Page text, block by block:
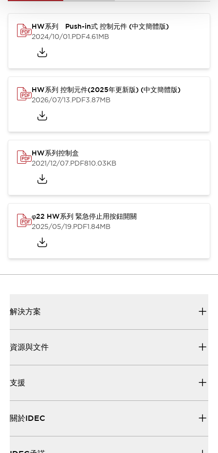
HW系列 Push-in式 控制元件 (中文簡體版)
2024/10/01.PDF4.61MB
HW系列 控制元件(2025年更新版) (中文簡體版)
2026/07/13.PDF3.87MB
HW系列控制盒
2021/12/07.PDF810.03KB
φ22 HW系列 緊急停止用按鈕開關
2025/05/19.PDF1.84MB
解決方案
資源與文件
支援
關於IDEC